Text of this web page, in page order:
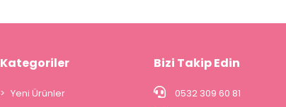
Kategoriler
Yeni Ürünler
Bizi Takip Edin
0532 309 60 81